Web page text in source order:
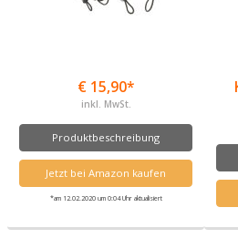
€ 15,90*
inkl. MwSt.
Produktbeschreibung
Jetzt bei Amazon kaufen
*am 12.02.2020 um 0:04 Uhr aktualisiert